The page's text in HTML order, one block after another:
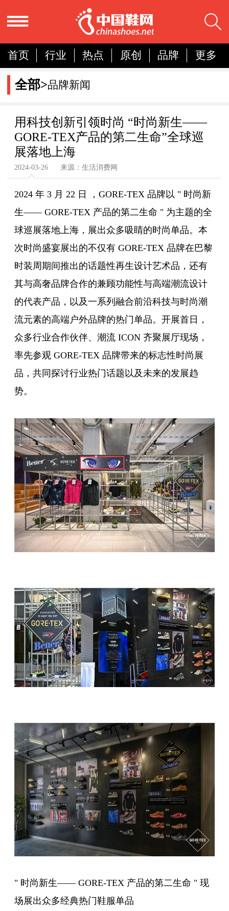
首页 行业 热点 原创 品牌
更多
国内
国际
分析
全部>品牌新闻
用科技创新引领时尚 “时尚新生——
GORE-TEX产品的第二生命”全球巡
展落地上海
2024-03-26 来源：生活消费网
2024 年 3 月 22 日 ，GORE-TEX 品牌以 " 时尚新
生—— GORE-TEX 产品的第二生命 " 为主题的全
球巡展落地上海，展出众多吸睛的时尚单品。本
次时尚盛宴展出的不仅有 GORE-TEX 品牌在巴黎
时装周期间推出的话题性再生设计艺术品，还有
其与高奢品牌合作的兼顾功能性与高端潮流设计
的代表产品，以及一系列融合前沿科技与时尚潮
流元素的高端户外品牌的热门单品。开展首日，
众多行业合作伙伴、潮流 ICON 齐聚展厅现场，
率先参观 GORE-TEX 品牌带来的标志性时尚展
品，共同探讨行业热门话题以及未来的发展趋
势。
" 时尚新生—— GORE-TEX 产品的第二生命 " 现
场展出众多经典热门鞋服单品